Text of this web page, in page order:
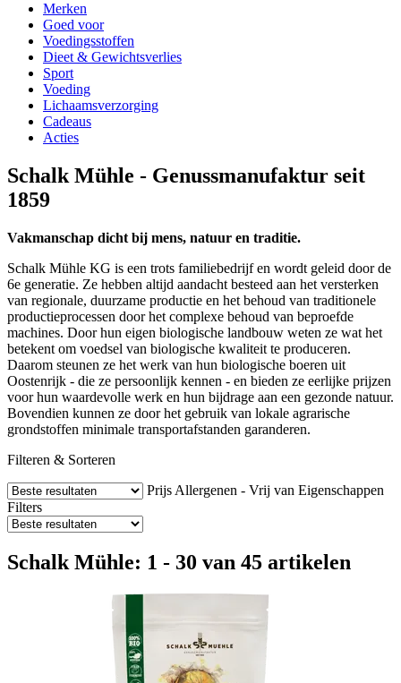
Merken
Goed voor
Voedingsstoffen
Dieet & Gewichtsverlies
Sport
Voeding
Lichaamsverzorging
Cadeaus
Acties
Schalk Mühle - Genussmanufaktur seit
1859
Vakmanschap dicht bij mens, natuur en traditie.
Schalk Mühle KG is een trots familiebedrijf en wordt geleid door de
6e generatie. Ze hebben altijd aandacht besteed aan het versterken
van regionale, duurzame productie en het behoud van traditionele
productieprocessen door het complexe behoud van beproefde
machines. Door hun eigen biologische landbouw weten ze wat het
betekent om voedsel van biologische kwaliteit te produceren.
Daarom steunen ze het werk van hun biologische boeren uit
Oostenrijk - die ze persoonlijk kennen - en bieden ze eerlijke prijzen
voor hun waardevolle werk en hun bijdrage aan een gezonde natuur.
Bovendien kunnen ze door het gebruik van lokale agrarische
grondstoffen minimale transportafstanden garanderen.
Filteren & Sorteren
Prijs Allergenen - Vrij van Eigenschappen
Filters
Schalk Mühle: 1 - 30 van 45 artikelen